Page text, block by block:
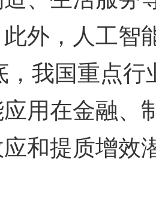
外，人工智
，我国重点
用在金融、
和提质增效